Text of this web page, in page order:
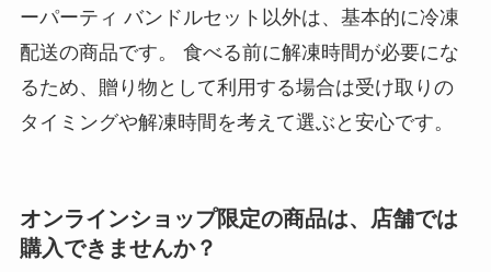
ーパーティ バンドルセット以外は、基本的に冷凍
配送の商品です。 食べる前に解凍時間が必要にな
るため、贈り物として利用する場合は受け取りの
タイミングや解凍時間を考えて選ぶと安心です。
オンラインショップ限定の商品は、店舗では
購入できませんか？